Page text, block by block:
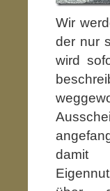
Wir
der nur
wird